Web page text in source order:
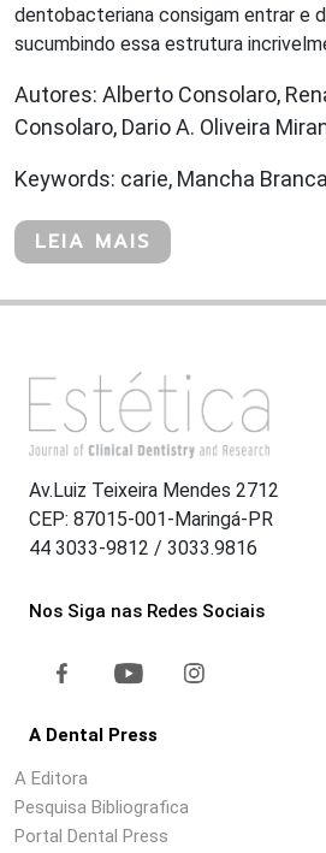
dentobacteriana consigam entrar e
sucumbindo essa estrutura
Autores: Alberto Consolaro,
Consolaro, Dario A. Oliveira
Keywords: carie, Mancha
LEIA MAIS
Av.Luiz Teixeira Mendes 2712
CEP: 87015-001-Maringá-PR
44 3033-9812 / 3033.9816
Nos Siga nas Redes Sociais
A Dental Press
A Editora
Pesquisa Bibliografica
Portal Dental Press